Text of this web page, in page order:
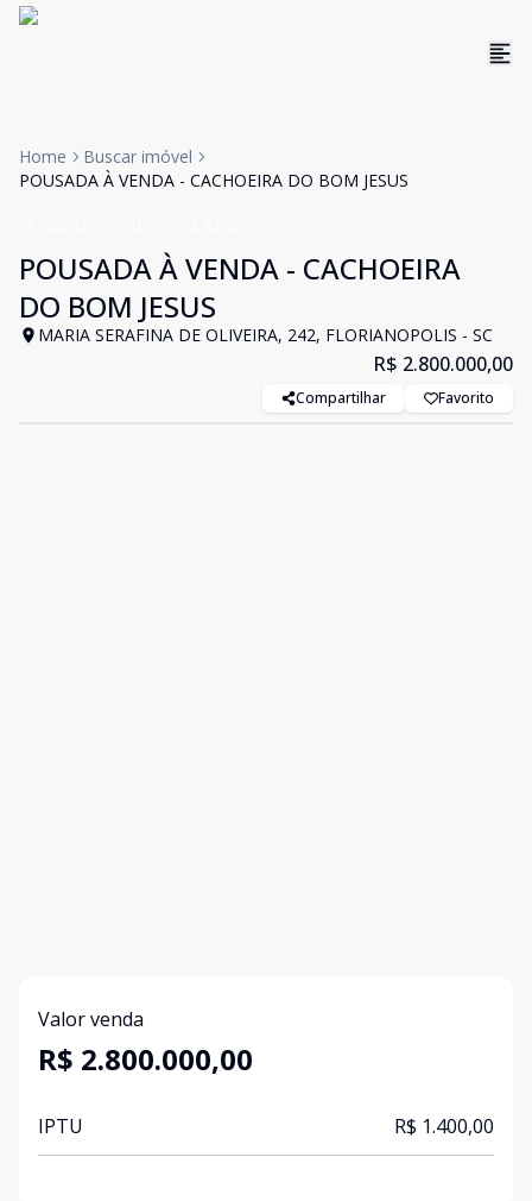
Home
Buscar imóvel
POUSADA À VENDA - CACHOEIRA DO BOM JESUS
POUSADA À VENDA - CACHOEIRA
DO BOM JESUS
MARIA SERAFINA DE OLIVEIRA, 242, FLORIANOPOLIS - SC
R$ 2.800.000,00
Compartilhar Favorito
Valor venda
R$ 2.800.000,00
IPTU R$ 1.400,00